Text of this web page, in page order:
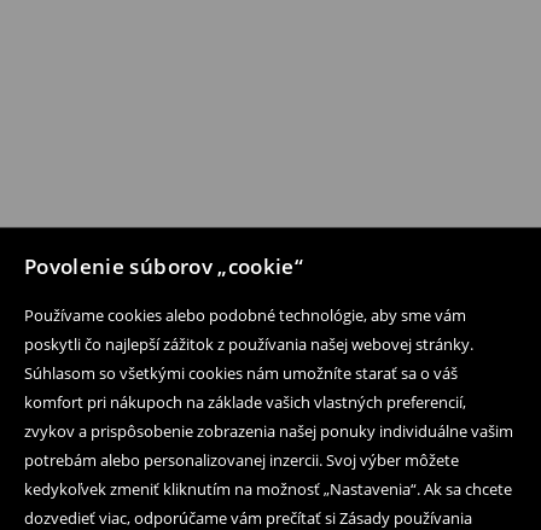
Povolenie súborov „cookie“
Používame cookies alebo podobné technológie, aby sme vám
poskytli čo najlepší zážitok z používania našej webovej stránky.
Súhlasom so všetkými cookies nám umožníte starať sa o váš
komfort pri nákupoch na základe vašich vlastných preferencií,
zvykov a prispôsobenie zobrazenia našej ponuky individuálne vašim
potrebám alebo personalizovanej inzercii. Svoj výber môžete
kedykoľvek zmeniť kliknutím na možnosť „Nastavenia“. Ak sa chcete
dozvedieť viac, odporúčame vám prečítať si Zásady používania